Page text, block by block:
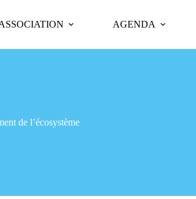
AGENDA
de l’écosystème